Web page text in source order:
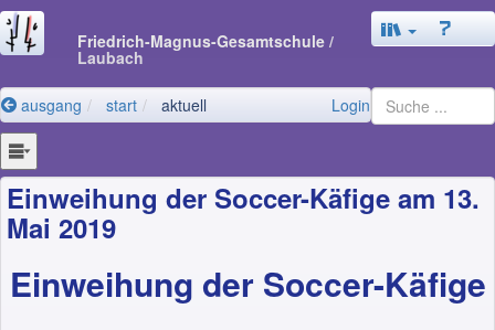
Friedrich-Magnus-Gesamtschule /
Laubach
ausgang start aktuell Login
Einweihung der Soccer-Käfige am 13.
Mai 2019
Einweihung der Soccer-Käfige